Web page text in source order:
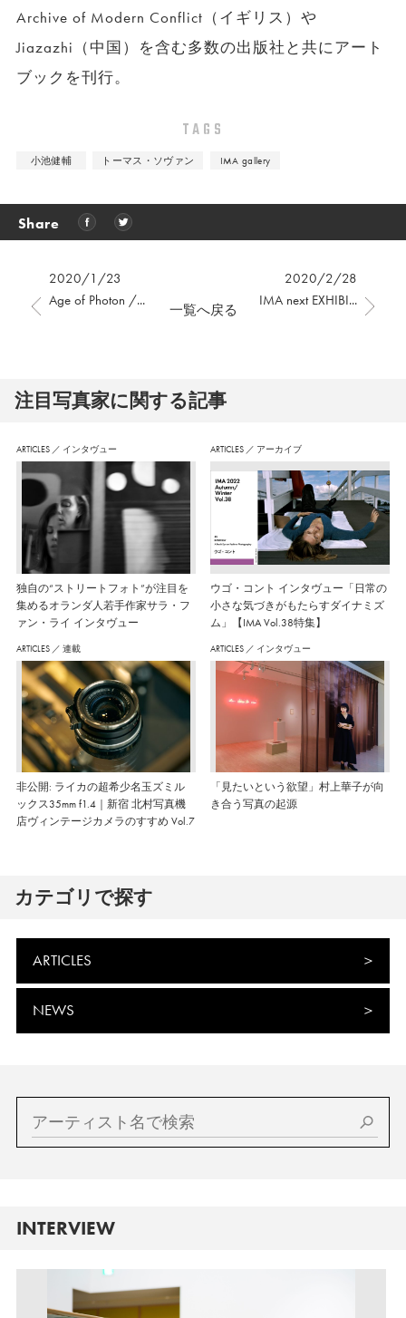
Archive of Modern Conflict（イギリス）や
Jiazazhi（中国）を含む多数の出版社と共にアート
ブックを刊行。
TAGS
小池健輔 トーマス・ソヴァン IMA gallery
Share
2020/1/23
Age of Photon /...
2020/2/28
IMA next EXHIBI...
一覧へ戻る
注⽬写真家に関する記事
ARTICLES ／ インタヴュー
独自の“ストリートフォト”が注目を
集めるオランダ人若手作家サラ・フ
ァン・ライ インタヴュー
ARTICLES ／ アーカイブ
ウゴ・コント インタヴュー「日常の
小さな気づきがもたらすダイナミズ
ム」【IMA Vol.38特集】
ARTICLES ／ 連載
非公開: ライカの超希少名玉ズミル
ックス35mm f1.4｜新宿 北村写真機
店ヴィンテージカメラのすすめ Vol.7
ARTICLES ／ インタヴュー
「見たいという欲望」村上華子が向
き合う写真の起源
カテゴリで探す
ARTICLES
NEWS
INTERVIEW